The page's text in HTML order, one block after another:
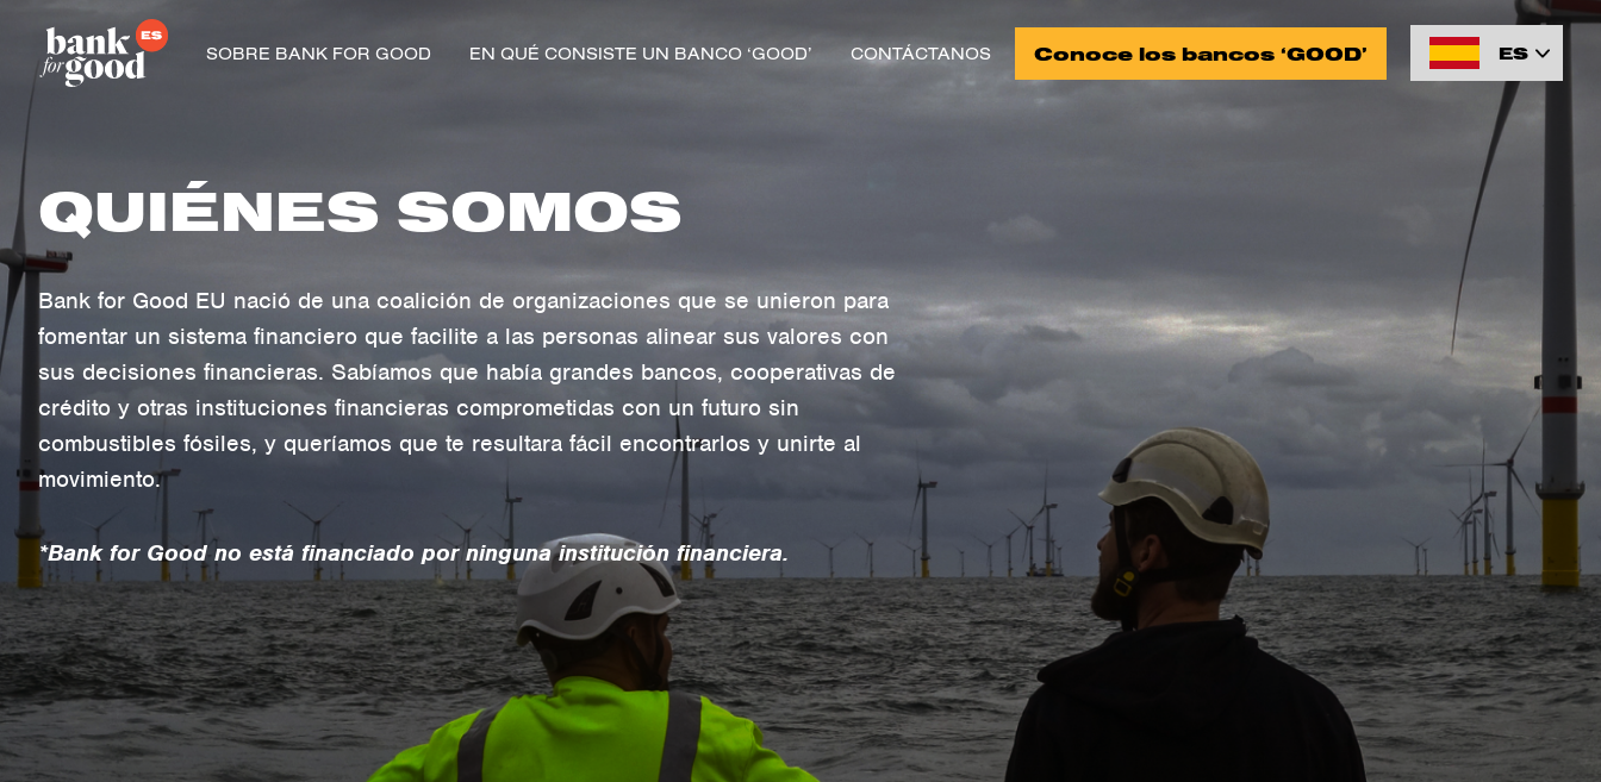
SOBRE BANK FOR GOOD EN QUÉ CONSISTE UN BANCO ‘GOOD’ CONTÁCTANOS Conoce los bancos ‘GOOD’ ES
QUIÉNES SOMOS
Bank for Good EU nació de una coalición de organizaciones que se unieron para
fomentar un sistema financiero que facilite a las personas alinear sus valores con
sus decisiones financieras. Sabíamos que había grandes bancos, cooperativas de
crédito y otras instituciones financieras comprometidas con un futuro sin
combustibles fósiles, y queríamos que te resultara fácil encontrarlos y unirte al
movimiento.
*Bank for Good no está financiado por ninguna institución financiera.